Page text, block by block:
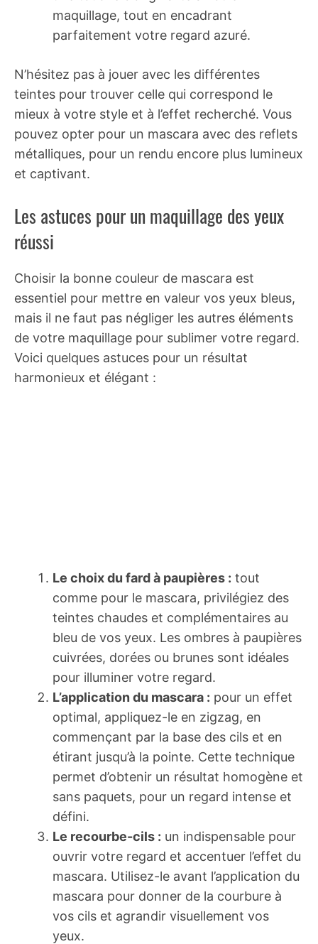
maquillage, tout en encadrant
parfaitement votre regard azuré.
N’hésitez pas à jouer avec les différentes
teintes pour trouver celle qui correspond le
mieux à votre style et à l’effet recherché. Vous
pouvez opter pour un mascara avec des reflets
métalliques, pour un rendu encore plus lumineux
et captivant.
Les astuces pour un maquillage des yeux
réussi
Choisir la bonne couleur de mascara est
essentiel pour mettre en valeur vos yeux bleus,
mais il ne faut pas négliger les autres éléments
de votre maquillage pour sublimer votre regard.
Voici quelques astuces pour un résultat
harmonieux et élégant :
Le choix du fard à paupières : tout
comme pour le mascara, privilégiez des
teintes chaudes et complémentaires au
bleu de vos yeux. Les ombres à paupières
cuivrées, dorées ou brunes sont idéales
pour illuminer votre regard.
L’application du mascara : pour un effet
optimal, appliquez-le en zigzag, en
commençant par la base des cils et en
étirant jusqu’à la pointe. Cette technique
permet d’obtenir un résultat homogène et
sans paquets, pour un regard intense et
défini.
Le recourbe-cils : un indispensable pour
ouvrir votre regard et accentuer l’effet du
mascara. Utilisez-le avant l’application du
mascara pour donner de la courbure à
vos cils et agrandir visuellement vos
yeux.